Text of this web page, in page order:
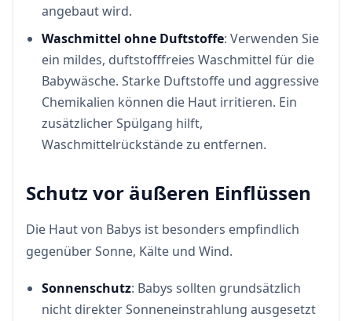
angebaut wird.
Waschmittel ohne Duftstoffe: Verwenden Sie
ein mildes, duftstofffreies Waschmittel für die
Babywäsche. Starke Duftstoffe und aggressive
Chemikalien können die Haut irritieren. Ein
zusätzlicher Spülgang hilft,
Waschmittelrückstände zu entfernen.
Schutz vor äußeren Einflüssen
Die Haut von Babys ist besonders empfindlich
gegenüber Sonne, Kälte und Wind.
Sonnenschutz: Babys sollten grundsätzlich
nicht direkter Sonneneinstrahlung ausgesetzt